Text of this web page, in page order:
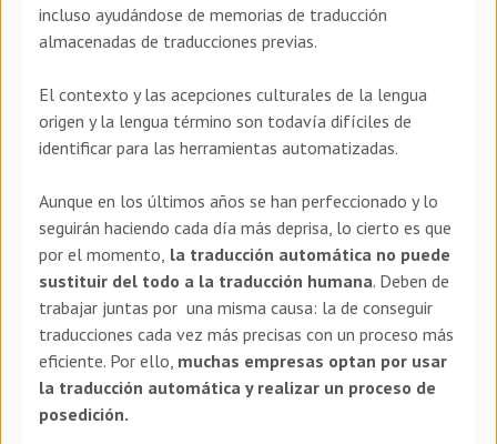
incluso ayudándose de memorias de traducción
almacenadas de traducciones previas.
El contexto y las acepciones culturales de la lengua
origen y la lengua término son todavía difíciles de
identificar para las herramientas automatizadas.
Aunque en los últimos años se han perfeccionado y lo
seguirán haciendo cada día más deprisa, lo cierto es que
por el momento, la traducción automática no puede
sustituir del todo a la traducción humana. Deben de
trabajar juntas por una misma causa: la de conseguir
traducciones cada vez más precisas con un proceso más
eficiente. Por ello, muchas empresas optan por usar
la traducción automática y realizar un proceso de
posedición.